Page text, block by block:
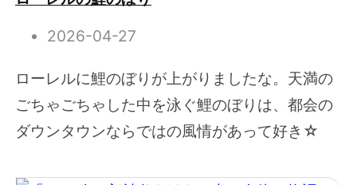
2026-04-27
ローレルに鯉のぼりが上がりましたな。天満の
ごちゃごちゃした中を泳ぐ鯉のぼりは、都会の
ダウンタウンならではの風情があって好き☆